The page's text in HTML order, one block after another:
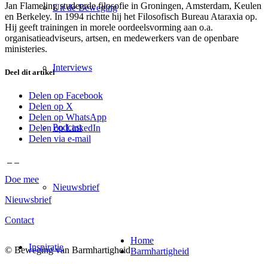
Uit de Beweging
Interviews
Podcast
Nieuwsbrief
Inspiratie
Jan Flameling studeerde filosofie in Groningen, Amsterdam, Keulen
en Berkeley. In 1994 richtte hij het Filosofisch Bureau Ataraxia op.
Hij geeft trainingen in morele oordeelsvorming aan o.a.
organisatieadviseurs, artsen, en medewerkers van de openbare
ministeries.
Deel dit artikel
Delen op Facebook
Delen op X
Delen op WhatsApp
Delen op LinkedIn
Delen via e-mail
Doe mee
Nieuwsbrief
Contact
© Beweging van Barmhartigheid
Home
Barmhartigheid